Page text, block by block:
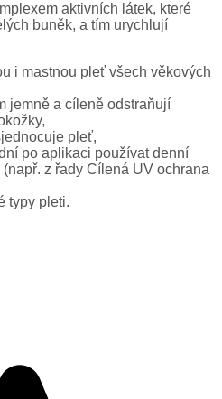
aktivních látek, které
buněk, a tím urychlují
i mastnou pleť všech věkových
jemně a cíleně odstraňují
pleť,
po aplikaci používat denní
z řady Cílená UV ochrana
typy pleti.